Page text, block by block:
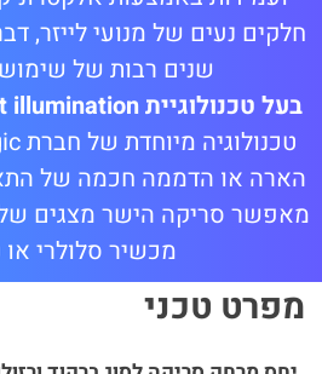
חלקים נעים של מנועי לייזר,
שנים רבות של
בעל טכנולוגייתillumination
הארה או הדממה חכמה של
מאפשר סריקה הישר מצגים של
מכשיר סלולרי
מפרט טכני